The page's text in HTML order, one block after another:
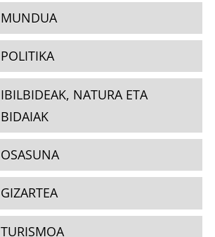
MUNDUA
POLITIKA
IBILBIDEAK, NATURA ETA
BIDAIAK
OSASUNA
GIZARTEA
TURISMOA